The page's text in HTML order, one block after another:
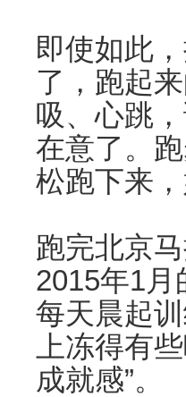
即使如此
了，跑起
吸、心跳
在意了。
松跑下来
跑完北京
2015年1
每天晨起
上冻得有
成就感”。